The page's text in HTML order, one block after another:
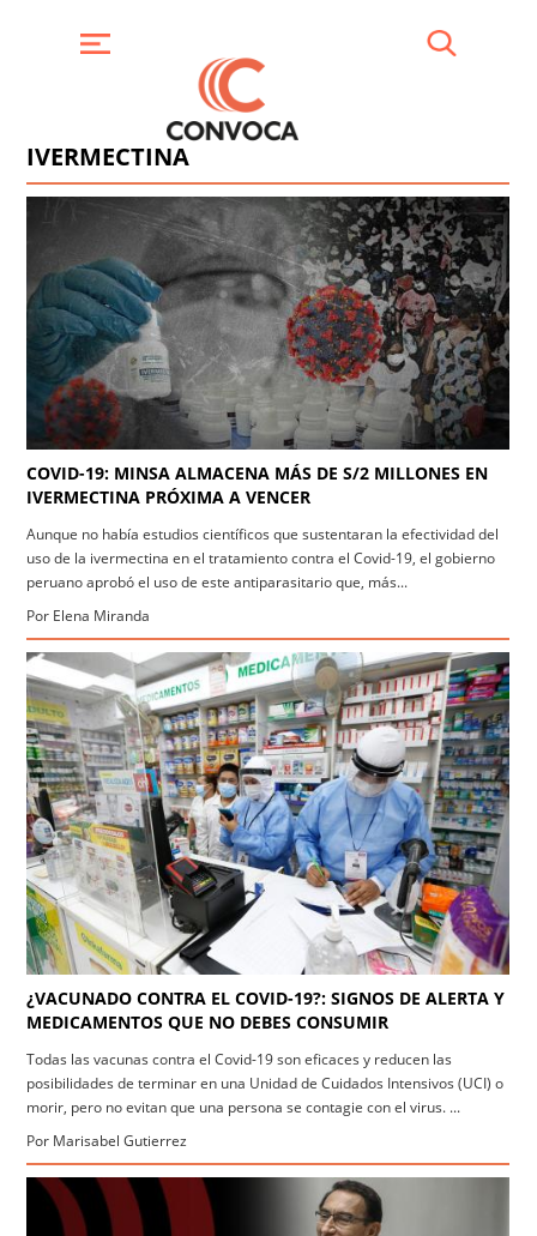
IVERMECTINA
COVID-19: MINSA ALMACENA MÁS DE S/2 MILLONES EN
IVERMECTINA PRÓXIMA A VENCER
Aunque no había estudios científicos que sustentaran la efectividad del
uso de la ivermectina en el tratamiento contra el Covid-19, el gobierno
peruano aprobó el uso de este antiparasitario que, más...
Por Elena Miranda
¿VACUNADO CONTRA EL COVID-19?: SIGNOS DE ALERTA Y
MEDICAMENTOS QUE NO DEBES CONSUMIR
Todas las vacunas contra el Covid-19 son eficaces y reducen las
posibilidades de terminar en una Unidad de Cuidados Intensivos (UCI) o
morir, pero no evitan que una persona se contagie con el virus. ...
Por Marisabel Gutierrez